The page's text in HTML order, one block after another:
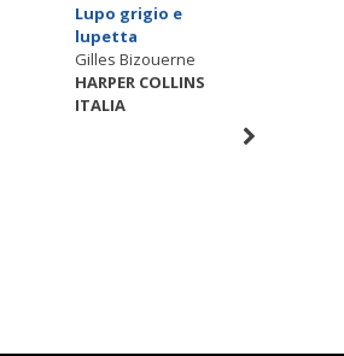
Lupo grigio e
lupetta
Gilles Bizouerne
HARPER COLLINS
ITALIA